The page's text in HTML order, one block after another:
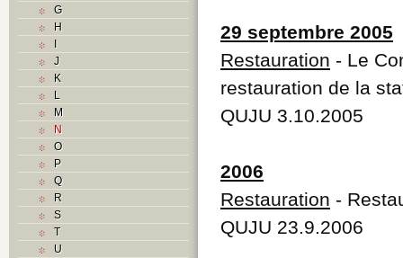
G
H
I
J
K
L
M
N
O
P
Q
R
S
T
U
29 septembre 2005
Restauration - Le
restauration de la
QUJU 3.10.2005
2006
Restauration -
QUJU 23.9.2006